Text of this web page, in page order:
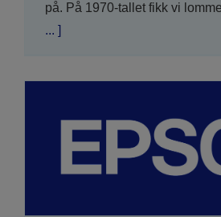
på. På 1970-tallet fikk vi
... ]